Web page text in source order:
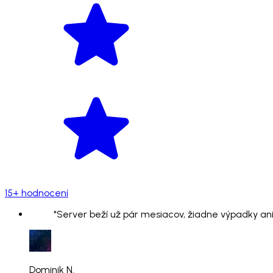
15+ hodnocení
"Server beží už pár mesiacov, žiadne výpadky
Dominik N.